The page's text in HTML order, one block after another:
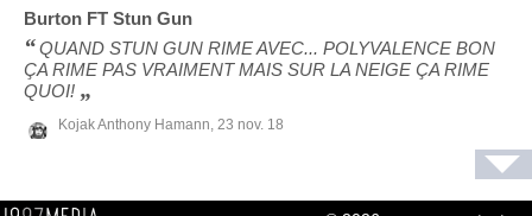
Burton FT Stun Gun
QUAND STUN GUN RIME AVEC... POLYVALENCE BON
ÇA RIME PAS VRAIMENT MAIS SUR LA NEIGE ÇA RIME
QUOI!
Kojak Anthony Hamann, 23 nov. 18